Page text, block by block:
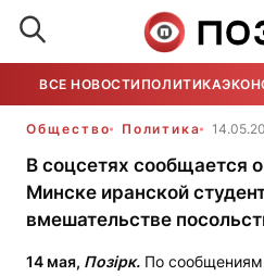
ВСЕ НОВОСТИ ПОЛИТИКА
Общество Политика
В соцсетях сообщается
Минске иранской
вмешательстве
14 мая, Позірк. По